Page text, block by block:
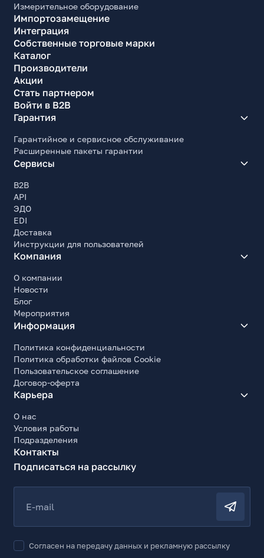
Измерительное оборудование
Импортозамещение
Интеграция
Собственные торговые марки
Каталог
Производители
Акции
Стать партнером
Войти в B2B
Гарантия
Гарантийное и сервисное обслуживание
Расширенные пакеты гарантии
Сервисы
B2B
API
ЭДО
EDI
Доставка
Инструкции для пользователей
Компания
О компании
Новости
Блог
Мероприятия
Информация
Политика конфиденциальности
Политика обработки файлов Cookie
Пользовательское соглашение
Договор-оферта
Карьера
О нас
Условия работы
Подразделения
Контакты
Подписаться на рассылку
E-mail
Согласен на передачу данных и рекламную рассылку